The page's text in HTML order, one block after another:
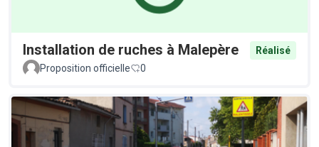
Installation de ruches à Malepère
Réalisé
Proposition officielle
0